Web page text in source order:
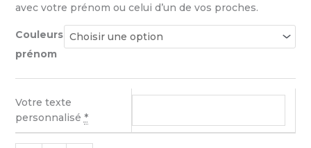
avec votre prénom ou celui d’un de vos proches.
Couleurs
prénom
Votre texte
personnalisé *